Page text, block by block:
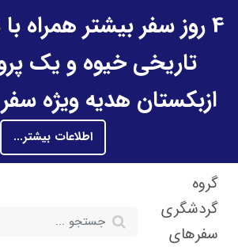
4 روز سفر بیشتر همراه
تاریخی خیوه و یک
ازبکستان هدیه ویژه
اطلاعات بیشتر...
گروه
گردشگری
سفرهای